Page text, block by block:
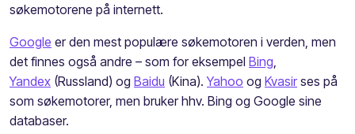
søkemotorene på internett.
Google er den mest populære søkemotoren i verden, men
det finnes også andre – som for eksempel Bing
Yandex (Russland) og Baidu (Kina).Yahoo og Kvasir ses på
som søkemotorer, men bruker hhv. Bing og Google sine
databaser.